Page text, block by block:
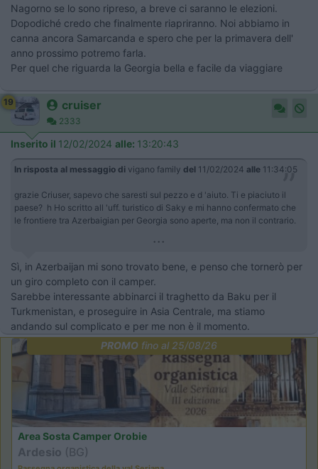
Nagorno se lo sono ripreso, a breve ci saranno le elezioni.
Dopodiché credo che finalmente riapriranno. Noi abbiamo in
canna ancora Samarcanda e spero che per la primavera dell'
anno prossimo potremo farla.
Per quel che riguarda la Georgia bella e facile da viaggiare
19 cruiser
2333
Inserito il 12/02/2024 alle: 13:20:43
In risposta al messaggio di vigano family del 11/02/2024 alle 11:34:05
grazie Criuser, sapevo che saresti sul pezzo e d 'aiuto. Ti e piaciuto il
paese? h Ho scritto all 'uff. turistico di Saky e mi hanno confermato che
le frontiere tra Azerbaigian per Georgia sono aperte, ma non il contrario.
...
Sì, in Azerbaijan mi sono trovato bene, e penso che tornerò per
un giro completo con il camper.
Sarebbe interessante abbinarci il traghetto da Baku per il
Turkmenistan, e proseguire in Asia Centrale, ma stiamo
andando sul complicato e per me non è il momento.
PROMOfino al 25/08/26
Area Sosta Camper Orobie
Ardesio (BG)